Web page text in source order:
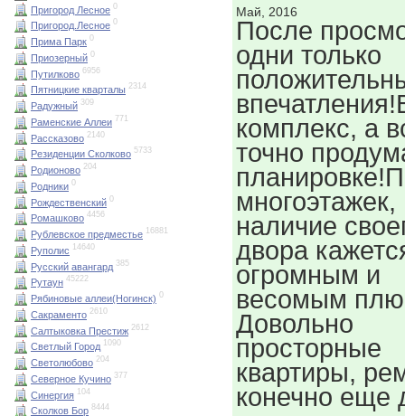
Пригород Лесное 0
Пригород.Лесное 0
Прима Парк 0
Приозерный 0
Путилково 6956
Пятницкие кварталы 2314
Радужный 309
Раменские Аллеи 771
Рассказово 2140
Резиденции Сколково 5733
Родионово 204
Родники 0
Рождественский 0
Ромашково 4456
Рублевское предместье 16881
Руполис 14640
Русский авангард 385
Рутаун 45222
Рябиновые аллеи(Ногинск) 0
Сакраменто 2610
Салтыковка Престиж 2612
Светлый Город 1090
Светолюбово 204
Северное Кучино 377
Синергия 104
Сколков Бор 8444
Май, 2016
После
одни только
комплекс, а
точно
многоэтажек,
наличие
двора
огромным и
весомым
Довольно
просторные
квартиры,
конечно еще